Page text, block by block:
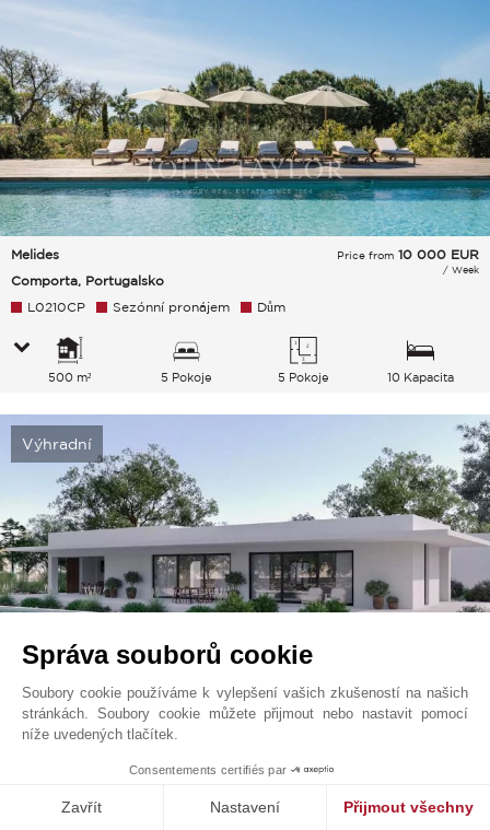
Melides
Comporta, Portugalsko
Price from 10 000 EUR
/ Week
L0210CP Sezónní pronájem Dům
500 m² 5 Pokoje 5 Pokoje 10 Kapacita
Výhradní
Melides
Comporta, Portugalsko
4 500 000 EUR
Prodej Vila
Správa souborů cookie
Soubory cookie používáme k vylepšení vašich zkušeností na našich
stránkách. Soubory cookie můžete přijmout nebo nastavit pomocí
níže uvedených tlačítek.
Consentements certifiés par
Zavřít Nastavení Přijmout všechny